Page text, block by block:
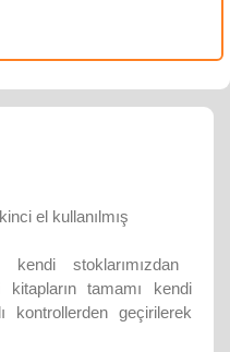
el kullanılmış
kendi stoklarımızdan
tamamı kendi
kontrollerden geçirilerek